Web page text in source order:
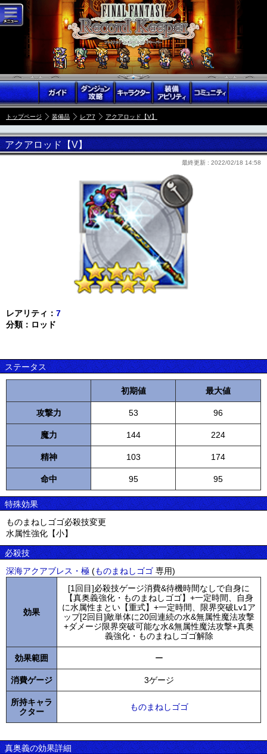
トップページ 装備品 レア7 アクアロッド【V】
アクアロッド【V】
最終更新 : 2022/02/18 14:58
レアリティ： 7
分類：ロッド
ステータス
初期値 最大値
攻撃力 53 96
魔力 144 224
精神 103 174
命中 95 95
特殊効果
ものまねしゴゴ必殺技変更
水属性強化【小】
必殺技
深海アクアブレス・極 (ものまねしゴゴ 専用)
効果
[1回目]必殺技ゲージ消費&待機時間なしで自身に
【真奥義強化・ものまねしゴゴ】+一定時間、自身
に水属性まとい【重式】+一定時間、限界突破Lv1ア
ップ[2回目]敵単体に20回連続の水&無属性魔法攻撃
+ダメージ限界突破可能な水&無属性魔法攻撃+真奥
義強化・ものまねしゴゴ解除
効果範囲 ー
消費ゲージ 3ゲージ
所持キャラ
クター
ものまねしゴゴ
真奥義の効果詳細